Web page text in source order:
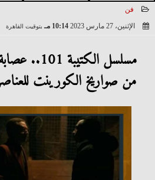
فن
الإثنين، 27 مارس 2023
10:14 مـ بتوقيت القاهرة
مسلسل
من صواريخ الكورينت